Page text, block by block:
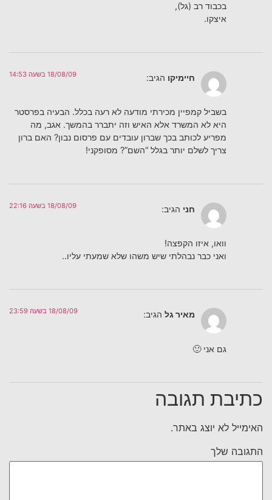
בכבוד רב (גל),
איצקו.
חיימיקו הגיב: 18/08/09 בשעה 14:53
בשביל קמפיין מכירתי מודעה לא רעה בכלל. הבעיה בפרסטר
היא לא המשרד אלא האיש וזה יתברר בהמשך. אגב, מה
מפריע לכותב בכך שברון עובדים עם פרסום נבון? האם ברון
צריך לשלם יותר בגלל “השם”? מסופקני!
חני הגיב: 18/08/09 בשעה 22:16
וואו, איזו הקפצה!
ואני כבר נבהלתי שיש משהו שלא שמעתי עליו..
מאיר גל הגיב: 18/08/09 בשעה 23:59
גם אני 🙂
כתיבת תגובה
האימייל לא יוצג באתר.
התגובה שלך